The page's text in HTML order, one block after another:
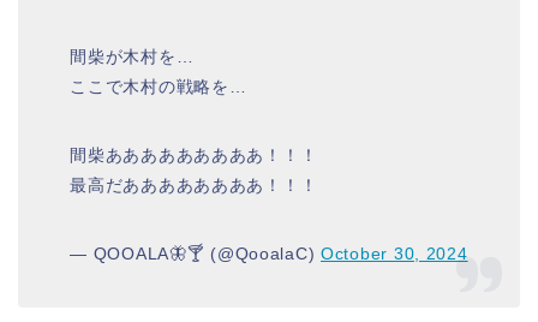
間柴が木村を…
ここで木村の戦略を…
間柴あああああああああ！！！
最高だああああああああ！！！
— QOOALA🦋🍸 (@QooalaC)October 30, 2024